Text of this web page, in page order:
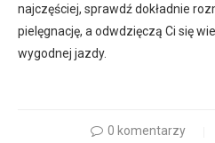
najczęściej, sprawdź dokładnie
pielęgnację, a odwdzięczą Ci się
wygodnej jazdy.
0 komentarzy